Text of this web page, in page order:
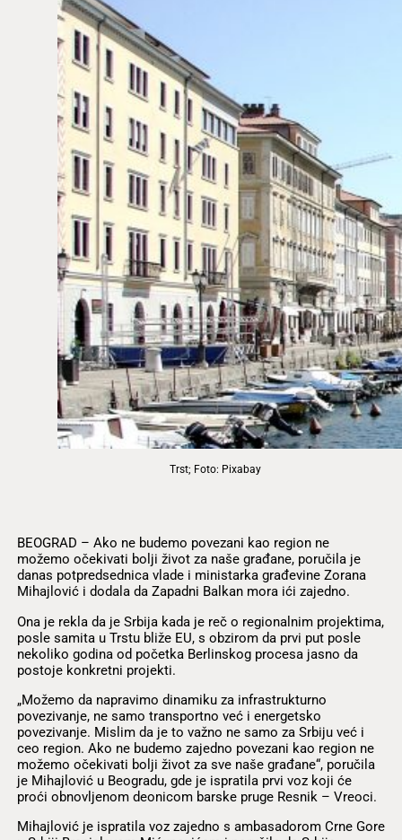
Trst; Foto: Pixabay
BEOGRAD – Ako ne budemo povezani kao region ne
možemo očekivati bolji život za naše građane, poručila je
danas potpredsednica vlade i ministarka građevine Zorana
Mihajlović i dodala da Zapadni Balkan mora ići zajedno.
Ona je rekla da je Srbija kada je reč o regionalnim projektima,
posle samita u Trstu bliže EU, s obzirom da prvi put posle
nekoliko godina od početka Berlinskog procesa jasno da
postoje konkretni projekti.
„Možemo da napravimo dinamiku za infrastrukturno
povezivanje, ne samo transportno već i energetsko
povezivanje. Mislim da je to važno ne samo za Srbiju već i
ceo region. Ako ne budemo zajedno povezani kao region ne
možemo očekivati bolji život za sve naše građane“, poručila
je Mihajlović u Beogradu, gde je ispratila prvi voz koji će
proći obnovljenom deonicom barske pruge Resnik – Vreoci.
Mihajlović je ispratila voz zajedno s ambasadorom Crne Gore